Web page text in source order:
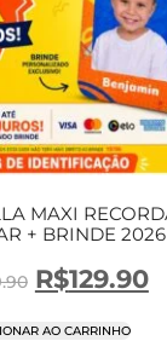
MAXI
+ BRINDE 2026
R$129.90
AO CARRINHO